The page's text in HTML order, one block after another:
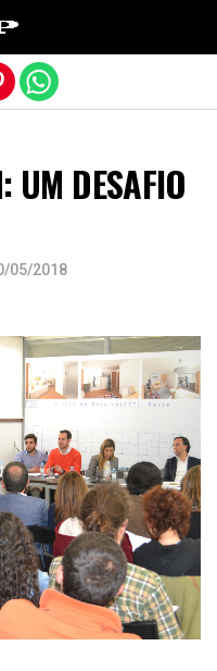
UM DESAFIO
05/2018